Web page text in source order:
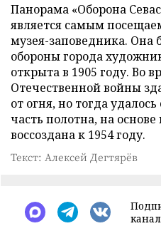
Панорама «Оборона
является самым
музея-заповедника. Она
обороны города
открыта в 1905 году. Во
Отечественной войны
от огня, но тогда
часть полотна, на
воссоздана к 1954 году.
Текст: Алексей Дегтярёв